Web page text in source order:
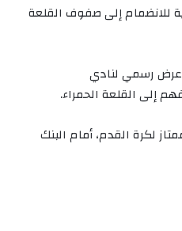
للانضمام إلى صفوف القلعة
عرض رسمي لنادي
إلى القلعة الحمراء.
لكرة القدم، أمام البنك